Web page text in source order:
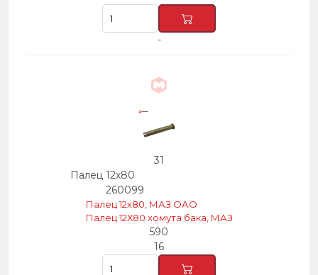
-
31
Палец 12х80
260099
Палец 12х80, МАЗ ОАО
Палец 12Х80 хомута бака, МАЗ
590
16